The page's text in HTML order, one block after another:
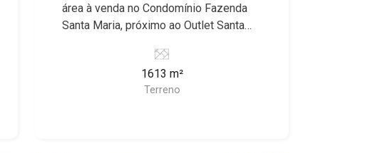
área à venda no Condomínio Fazenda
Santa Maria, próximo ao Outlet Santa
Maria, Ribeirão Preto/SP. Conheça as
características deste imóvel que a
Martinelli Imobiliária selecionou para
1613 m²
Terreno